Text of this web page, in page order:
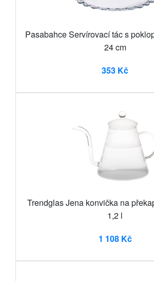
Pasabahce Servírovací tác s
24 cm
353 Kč
Trendglas Jena konvička na
1,2 l
1 108 Kč